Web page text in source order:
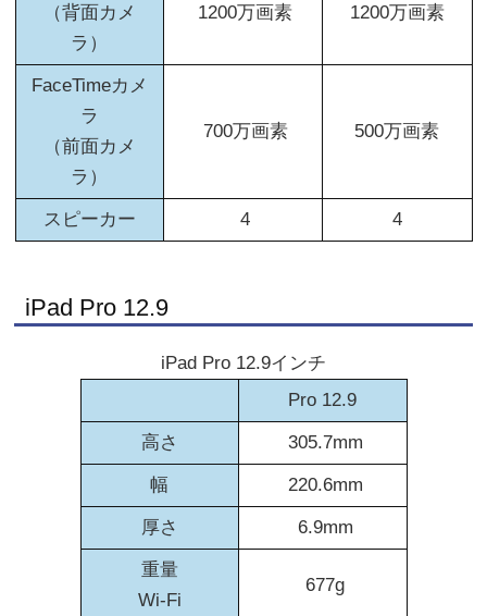
（背面カメ
ラ）
1200万画素 1200万画素
FaceTimeカメ
ラ
（前面カメ
ラ）
700万画素 500万画素
スピーカー 4 4
iPad Pro 12.9
iPad Pro 12.9インチ
Pro 12.9
高さ 305.7mm
幅 220.6mm
厚さ 6.9mm
重量
Wi-Fi
677g